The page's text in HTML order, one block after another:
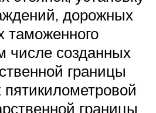
дорожных
таможенного
числе созданных
границы
границы